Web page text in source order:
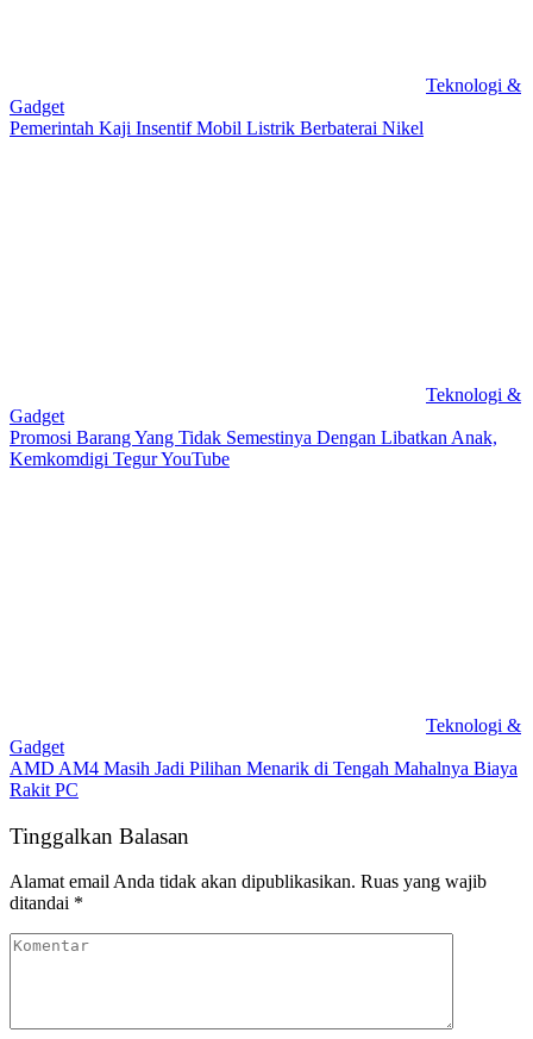
Teknologi &
Gadget
Pemerintah Kaji Insentif Mobil Listrik Berbaterai Nikel
Teknologi &
Gadget
Promosi Barang Yang Tidak Semestinya Dengan Libatkan Anak,
Kemkomdigi Tegur YouTube
Teknologi &
Gadget
AMD AM4 Masih Jadi Pilihan Menarik di Tengah Mahalnya Biaya
Rakit PC
Tinggalkan Balasan
Alamat email Anda tidak akan dipublikasikan. Ruas yang wajib
ditandai *